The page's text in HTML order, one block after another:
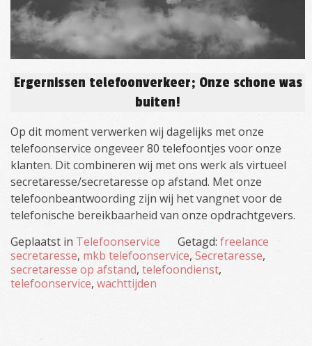
Ergernissen telefoonverkeer; Onze schone was
buiten!
Op dit moment verwerken wij dagelijks met onze
telefoonservice ongeveer 80 telefoontjes voor onze
klanten. Dit combineren wij met ons werk als virtueel
secretaresse/secretaresse op afstand. Met onze
telefoonbeantwoording zijn wij het vangnet voor de
telefonische bereikbaarheid van onze opdrachtgevers.
Geplaatst in Telefoonservice Getagd: freelance
secretaresse, mkb telefoonservice, Secretaresse,
secretaresse op afstand, telefoondienst,
telefoonservice, wachttijden